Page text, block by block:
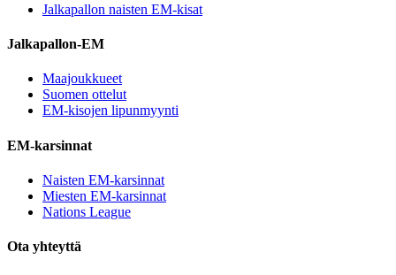
Jalkapallon naisten EM-kisat
Jalkapallon-EM
Maajoukkueet
Suomen ottelut
EM-kisojen lipunmyynti
EM-karsinnat
Naisten EM-karsinnat
Miesten EM-karsinnat
Nations League
Ota yhteyttä